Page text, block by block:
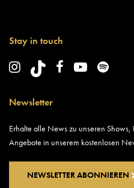
Stay in touch
Newsletter
Erhalte alle News zu unseren Shows,
Angebote in unserem kostenlosen
NEWSLETTER ABONNIEREN